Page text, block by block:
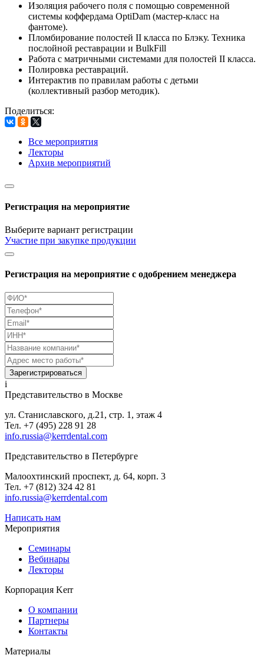
Изоляция рабочего поля с помощью современной
системы коффердама OptiDam (мастер-класс на
фантоме).
Пломбирование полостей II класса по Блэку. Техника
послойной реставрации и BulkFill
Работа с матричными системами для полостей II класса.
Полировка реставраций.
Интерактив по правилам работы с детьми
(коллективный разбор методик).
Поделиться:
Все мероприятия
Лекторы
Архив мероприятий
Регистрация на мероприятие
Выберите вариант регистрации
Участие при закупке продукции
Регистрация на мероприятие с одобрением менеджера
Зарегистрироваться
i
Представительство в Москве
ул. Станиславского, д.21, стр. 1, этаж 4
Тел. +7 (495) 228 91 28
info.russia@kerrdental.com
Представительство в Петербурге
Малоохтинский проспект, д. 64, корп. 3
Тел. +7 (812) 324 42 81
info.russia@kerrdental.com
Написать нам
Мероприятия
Семинары
Вебинары
Лекторы
Корпорация Kerr
О компании
Партнеры
Контакты
Материалы